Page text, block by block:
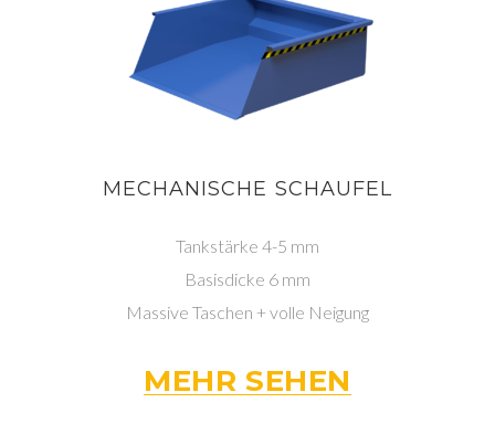
MECHANISCHE SCHAUFEL
Tankstärke 4-5 mm
Basisdicke 6 mm
Massive Taschen + volle Neigung
MEHR SEHEN